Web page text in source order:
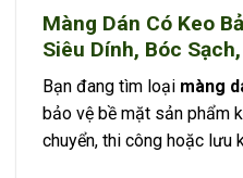
Màng Dán Có Keo
Siêu Dính, Bóc
Bạn đang tìm loại màng
bảo vệ bề mặt sản phẩm
chuyển, thi công hoặc lưu